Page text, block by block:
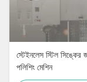
স্টেইনলেস স্টিল সিঙ্কের
পলিশিং মেশিন